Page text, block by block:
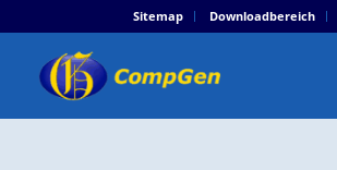
Sitemap Downloadbereich